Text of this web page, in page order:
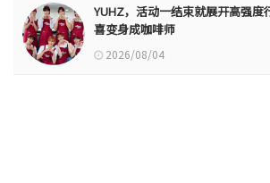
YUHZ，活动一结束就展开高强
喜变身成咖啡师
2026/08/04